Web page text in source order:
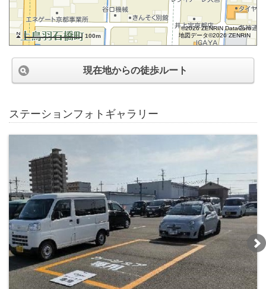
100m
©2026 ZENRIN DataCom
地図データ©2026 ZENRIN
現在地からの徒歩ルート
ステーションフォトギャラリー